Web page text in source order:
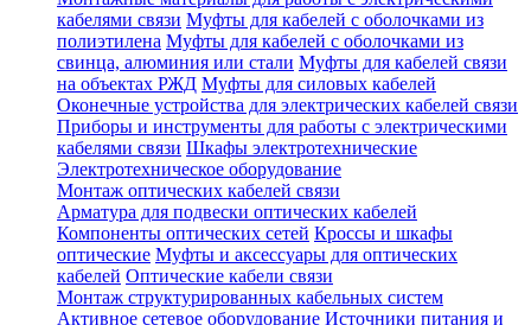
кабелями связи Муфты для кабелей с оболочками из
полиэтилена Муфты для кабелей с оболочками из
свинца, алюминия или стали Муфты для кабелей связи
на объектах РЖД Муфты для силовых кабелей
Оконечные устройства для электрических кабелей связи
Приборы и инструменты для работы с электрическими
кабелями связи Шкафы электротехнические
Электротехническое оборудование
Монтаж оптических кабелей связи
Арматура для подвески оптических кабелей
Компоненты оптических сетей Кроссы и шкафы
оптические Муфты и аксессуары для оптических
кабелей Оптические кабели связи
Монтаж структурированных кабельных систем
Активное сетевое оборудование Источники питания и